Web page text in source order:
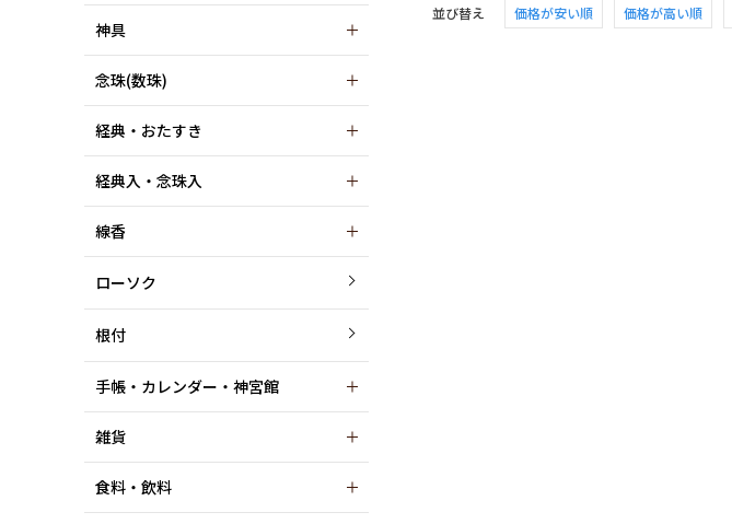
神具
念珠(数珠)
経典・おたすき
経典入・念珠入
線香
ローソク
根付
手帳・カレンダー・神宮館
雑貨
食料・飲料
並び替え 価格が安い順 価格が高い順